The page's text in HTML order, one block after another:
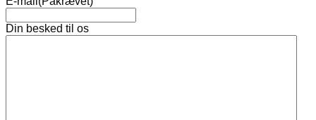
Din besked til os